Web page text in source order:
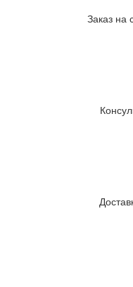
Заказ на